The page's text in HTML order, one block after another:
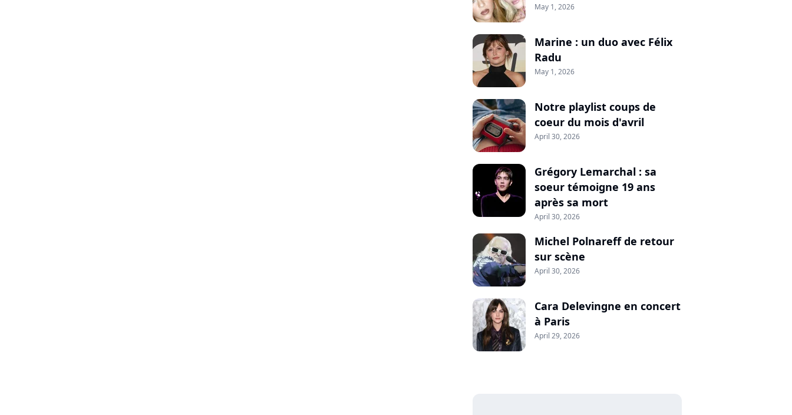
May 1, 2026
Marine : un duo avec Félix
Radu
May 1, 2026
Notre playlist coups de
coeur du mois d'avril
April 30, 2026
Grégory Lemarchal : sa
soeur témoigne 19 ans
après sa mort
April 30, 2026
Michel Polnareff de retour
sur scène
April 30, 2026
Cara Delevingne en concert
à Paris
April 29, 2026